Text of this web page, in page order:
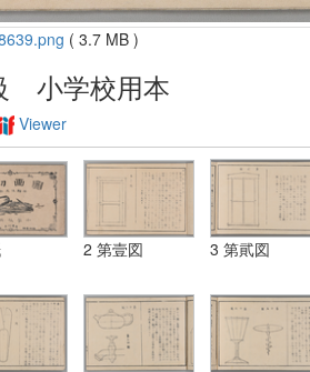
( 3.7 MB )
小学校用本
Viewer
2 第壹図 3 第貮図